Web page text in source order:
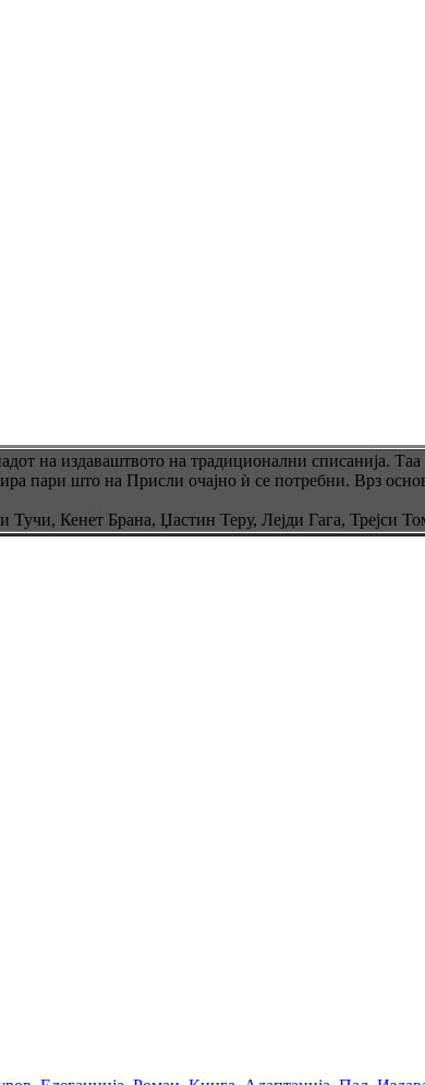
на издаваштвото на традиционални списанија.
пари што на Присли очајно ѝ се потребни. Врз
Кенет Брана, Џастин Теру, Лејди Гага, Трејси